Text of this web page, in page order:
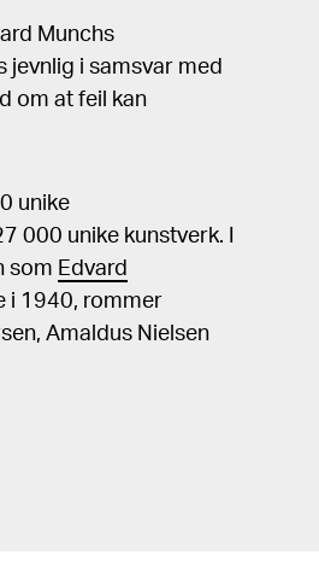
Munchs
jevnlig i samsvar med
om at feil kan
unike
000 unike kunstverk. I
som Edvard
i 1940, rommer
Amaldus Nielsen